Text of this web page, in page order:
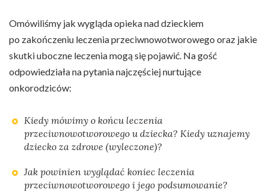
Omówiliśmy jak wygląda opieka nad dzieckiem
po zakończeniu leczenia przeciwnowotworowego oraz jakie
skutki uboczne leczenia mogą się pojawić. Na gość
odpowiedziała na pytania najczęściej nurtujące
onkorodziców:
Kiedy mówimy o końcu leczenia
przeciwnowotworowego u dziecka? Kiedy uznajemy
dziecko za zdrowe (wyleczone)?
Jak powinien wyglądać koniec leczenia
przeciwnowotworowego i jego podsumowanie?